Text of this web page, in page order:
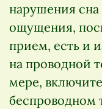
нарушения
ощущения,
прием, есть и
на проводной
мере,
беспроводном